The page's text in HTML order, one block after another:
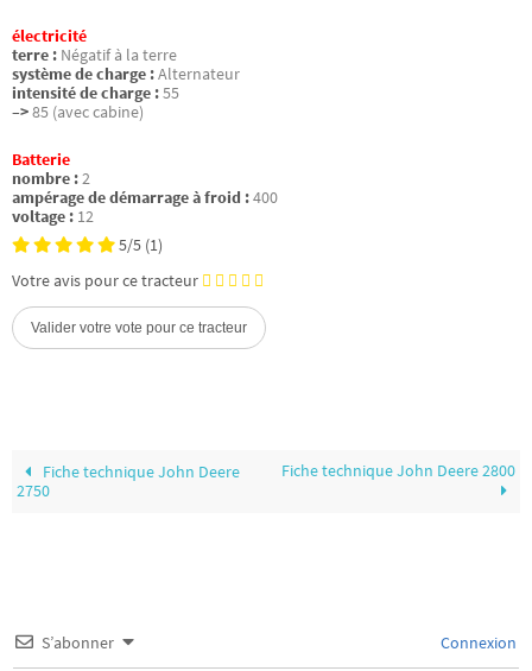
électricité
terre : Négatif à la terre
système de charge :Alternateur
intensité de charge :55
–>85 (avec cabine)
Batterie
nombre :2
ampérage de démarrage à froid :400
voltage : 12
5/5 (1)
Votre avis pour ce tracteur
Fiche technique John Deere
2750
Fiche technique John Deere 2800
S’abonner Connexion